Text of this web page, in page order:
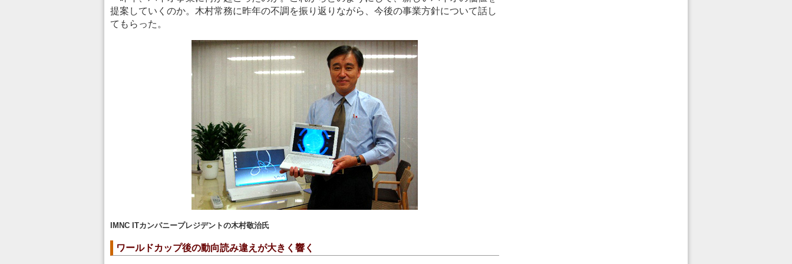
提案していくのか。木村常務に昨年の不調を振り返りながら、今後の事業方針について話し
てもらった。
IMNC ITカンパニープレジデントの木村敬治氏
ワールドカップ後の動向読み違えが大きく響く